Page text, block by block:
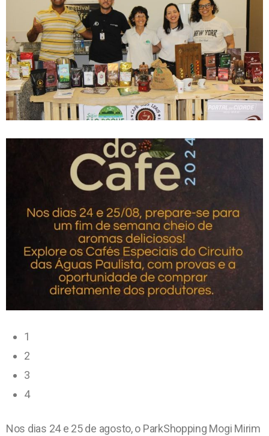
1
2
3
4
Nos dias 24 e 25 de agosto, o ParkShopping Mogi Mirim